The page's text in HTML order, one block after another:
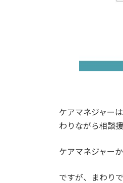
ケアマネジャー
わりながら相談
ケアマネジャー
ですが、まわり